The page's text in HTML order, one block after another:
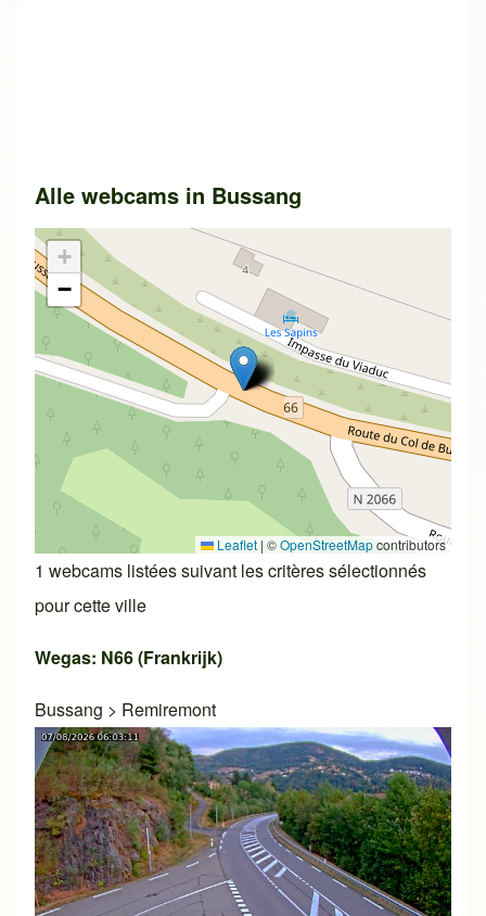
Alle webcams in Bussang
+
−
Leaflet | ©OpenStreetMapcontributors
1 webcams listées suivant les critères sélectionnés
pour cette ville
Wegas: N66 (Frankrijk)
Bussang > Remiremont